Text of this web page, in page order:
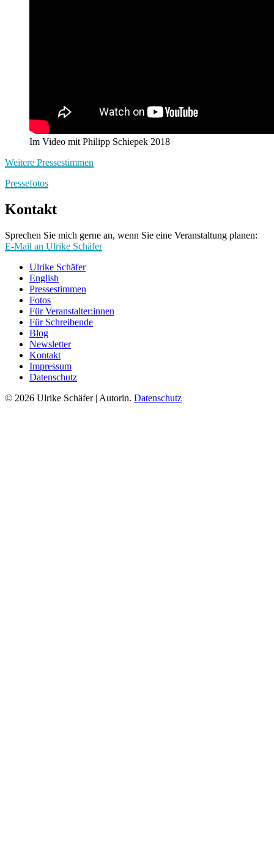
Im Video mit Philipp Schiepek 2018
Weitere Pressestimmen
Pressefotos
Kontakt
Sprechen Sie mich gerne an, wenn Sie eine Veranstaltung planen:
E-Mail an Ulrike Schäfer
Ulrike Schäfer
English
Pressestimmen
Fotos
Für Veranstalter:innen
Für Schreibende
Blog
Newsletter
Kontakt
Impressum
Datenschutz
© 2026 Ulrike Schäfer | Autorin. Datenschutz